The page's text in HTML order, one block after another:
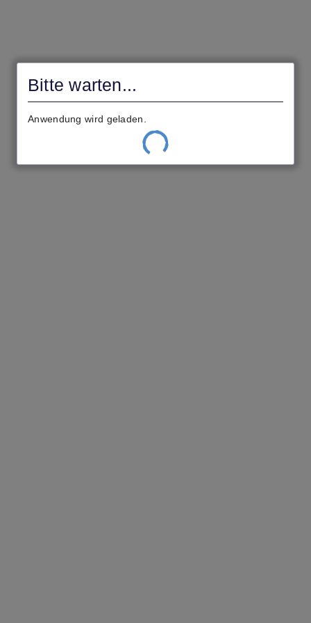
Bitte warten...
Anwendung wird geladen.